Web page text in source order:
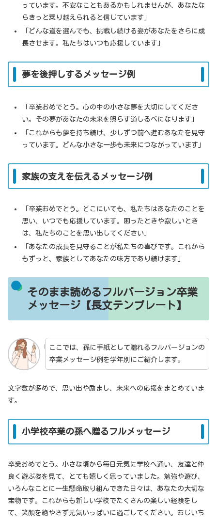
っています。不安なこともあるかもしれませんが、あなたな
らきっと乗り越えられると信じています」
「どんな道を選んでも、挑戦し続ける姿があなたをさらに成
長させます。私たちはいつも応援しています」
夢を後押しするメッセージ例
「卒業おめでとう。心の中の小さな夢を大切にしてくださ
い。その夢があなたの未来を照らす道しるべになります」
「これからも夢を持ち続け、少しずつ前へ進むあなたを見守
っています。どんな小さな一歩も未来につながっています」
家族の支えを伝えるメッセージ例
「卒業おめでとう。どこにいても、私たちはあなたのことを
思い、いつでも応援しています。困ったときや寂しいとき
は、私たちのことを思い出してください」
「あなたの成長を見守ることが私たちの喜びです。これから
もずっと、家族としてあなたの味方であり続けます」
そのまま読めるフルバージョン卒業
メッセージ【長文テンプレート】
ここでは、孫に手紙として贈れるフルバージョンの
卒業メッセージ例を学年別にご紹介します。
文字数が多めで、思い出や励まし、未来への応援をまとめていま
す。
小学校卒業の孫へ贈るフルメッセージ
卒業おめでとう。小さな頃から毎日元気に学校へ通い、友達と仲
良く遊ぶ姿を見て、とても嬉しく思っていました。勉強や遊び、
いろんなことに一生懸命取り組んできた日々は、あなたの大切な
宝物です。これからも新しい学校でたくさんの楽しい経験をし
て、笑顔を絶やさず元気いっぱいに過ごしてください。おじいち